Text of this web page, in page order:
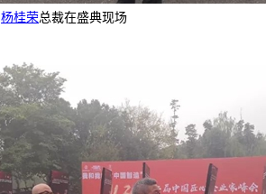
杨桂荣总裁在盛典现场